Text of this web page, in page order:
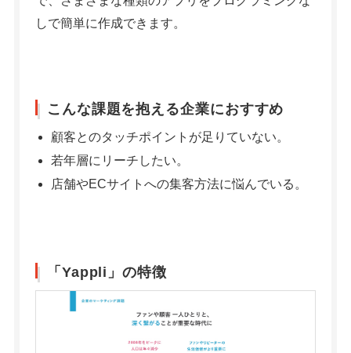
しで簡単に作成できます。
こんな課題を抱える企業におすすめ
顧客とのタッチポイントが足りていない。
若年層にリーチしたい。
店舗やECサイトへの集客方法に悩んでいる。
「Yappli」の特徴